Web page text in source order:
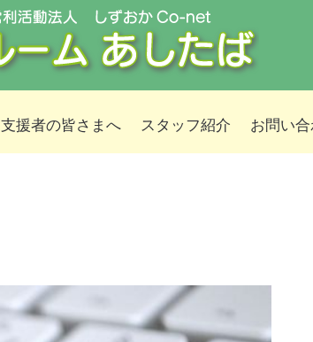
支援者の皆さまへ スタッフ紹介 お問い